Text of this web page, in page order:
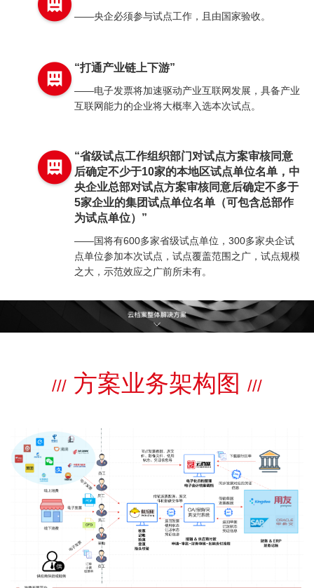
——央企必须参与试点工作，且由国家验收。
“打通产业链上下游”
——电子发票将加速驱动产业互联网发展，具备产业
互联网能力的企业将大概率入选本次试点。
“省级试点工作组织部门对试点方案审核同意
后确定不少于10家的本地区试点单位名单，中
央企业总部对试点方案审核同意后确定不多于
5家企业的集团试点单位名单（可包含总部作
为试点单位）”
——国将有600多家省级试点单位，300多家央企试
点单位参加本次试点，试点覆盖范围之广，试点规模
之大，示范效应之广前所未有。
/// 方案业务架构图 ///